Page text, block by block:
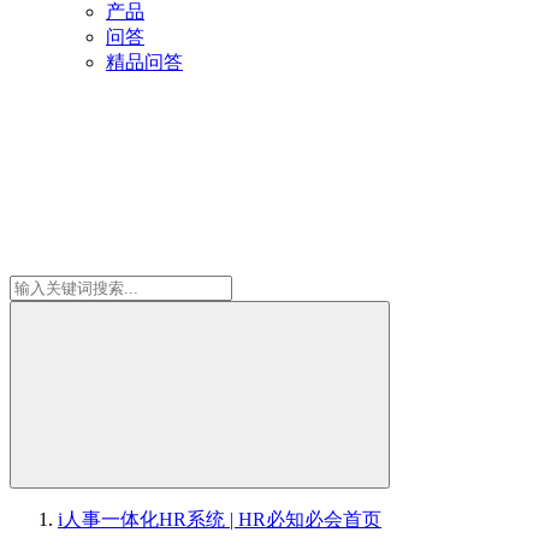
产品
问答
精品问答
i人事一体化HR系统 | HR必知必会首页